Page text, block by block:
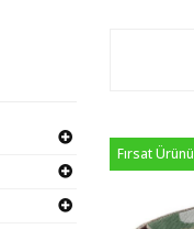
Fırsat Ürünü